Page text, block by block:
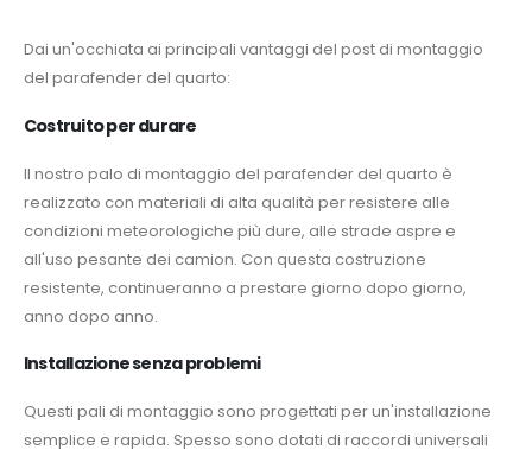
Dai un'occhiata ai principali vantaggi del post di montaggio
del parafender del quarto:
Costruito per durare
Il nostro palo di montaggio del parafender del quarto è
realizzato con materiali di alta qualità per resistere alle
condizioni meteorologiche più dure, alle strade aspre e
all'uso pesante dei camion. Con questa costruzione
resistente, continueranno a prestare giorno dopo giorno,
anno dopo anno.
Installazione senza problemi
Questi pali di montaggio sono progettati per un'installazione
semplice e rapida. Spesso sono dotati di raccordi universali